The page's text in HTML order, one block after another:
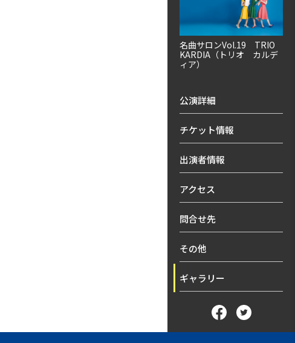
名曲サロンVol.19 TRIO
KARDIA（トリオ カルデ
ィア）
公演詳細
チケット情報
出演者情報
アクセス
問合せ先
その他
ギャラリー